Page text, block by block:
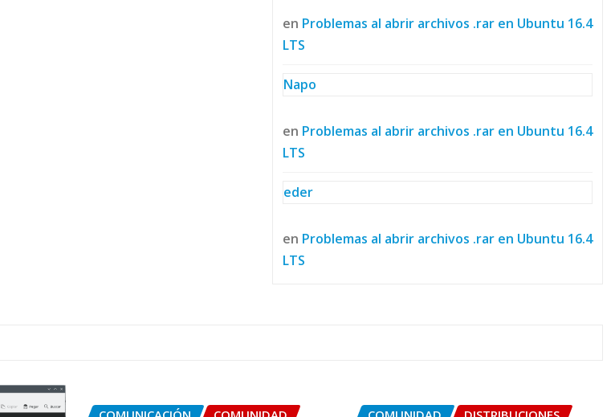
en Problemas al abrir archivos .rar en Ubuntu 16.4
LTS
Napo
en Problemas al abrir archivos .rar en Ubuntu 16.4
LTS
eder
en Problemas al abrir archivos .rar en Ubuntu 16.4
LTS